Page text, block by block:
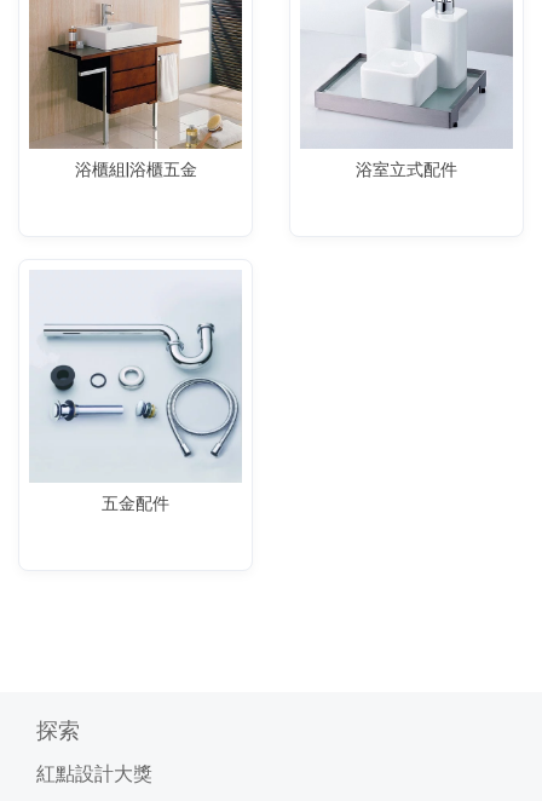
浴櫃組|浴櫃五金 浴室立式配件
五金配件
探索
紅點設計大獎